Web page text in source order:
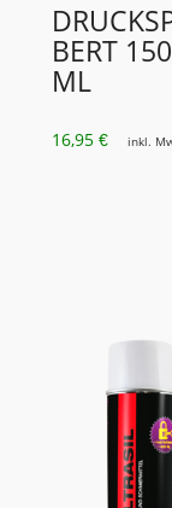
BERT
ML
16,95 € inkl.